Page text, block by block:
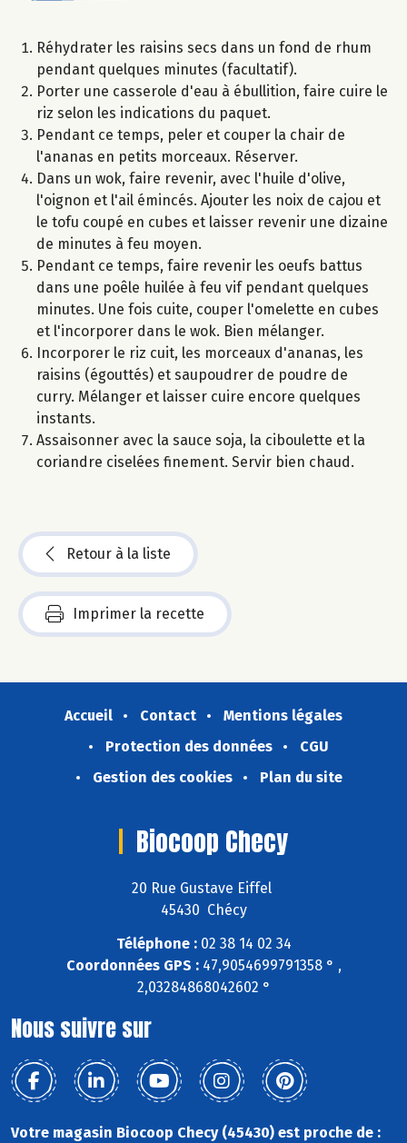
Réhydrater les raisins secs dans un fond de rhum
pendant quelques minutes (facultatif).
Porter une casserole d'eau à ébullition, faire cuire le
riz selon les indications du paquet.
Pendant ce temps, peler et couper la chair de
l'ananas en petits morceaux. Réserver.
Dans un wok, faire revenir, avec l'huile d'olive,
l'oignon et l'ail émincés. Ajouter les noix de cajou et
le tofu coupé en cubes et laisser revenir une dizaine
de minutes à feu moyen.
Pendant ce temps, faire revenir les oeufs battus
dans une poêle huilée à feu vif pendant quelques
minutes. Une fois cuite, couper l'omelette en cubes
et l'incorporer dans le wok. Bien mélanger.
Incorporer le riz cuit, les morceaux d'ananas, les
raisins (égouttés) et saupoudrer de poudre de
curry. Mélanger et laisser cuire encore quelques
instants.
Assaisonner avec la sauce soja, la ciboulette et la
coriandre ciselées finement. Servir bien chaud.
Retour à la liste
Imprimer la recette
Accueil Contact
Mentions légales
Protection des données
CGU
Gestion des cookies
Plan du site
Biocoop Checy
20 Rue Gustave Eiffel
45430 Chécy
Téléphone :02 38 14 02 34
Coordonnées GPS :47,9054699791358 ° ,
2,03284868042602 °
Nous suivre sur
Votre magasin Biocoop Checy (45430) est proche de :